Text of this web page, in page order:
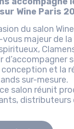
Wine Paris
du salon
majeur de
d’accompagner
conception et la
sur-mesure.
salon réunit
distributeurs